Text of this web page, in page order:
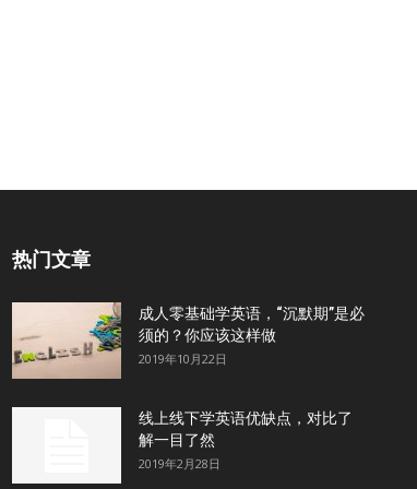
热门文章
成人零基础学英语，“沉默期”是必
须的？你应该这样做
2019年10月22日
线上线下学英语优缺点，对比了
解一目了然
2019年2月28日